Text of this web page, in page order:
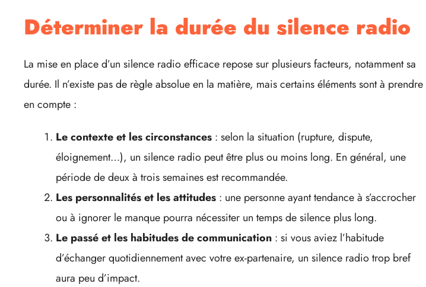
Déterminer la durée du silence radio
La mise en place d’un silence radio efficace repose sur plusieurs facteurs, notamment sa
durée. Il n’existe pas de règle absolue en la matière, mais certains éléments sont à prendre
en compte :
Le contexte et les circonstances : selon la situation (rupture, dispute,
éloignement…), un silence radio peut être plus ou moins long. En général, une
période de deux à trois semaines est recommandée.
Les personnalités et les attitudes : une personne ayant tendance à s’accrocher
ou à ignorer le manque pourra nécessiter un temps de silence plus long.
Le passé et les habitudes de communication : si vous aviez l’habitude
d’échanger quotidiennement avec votre ex-partenaire, un silence radio trop bref
aura peu d’impact.